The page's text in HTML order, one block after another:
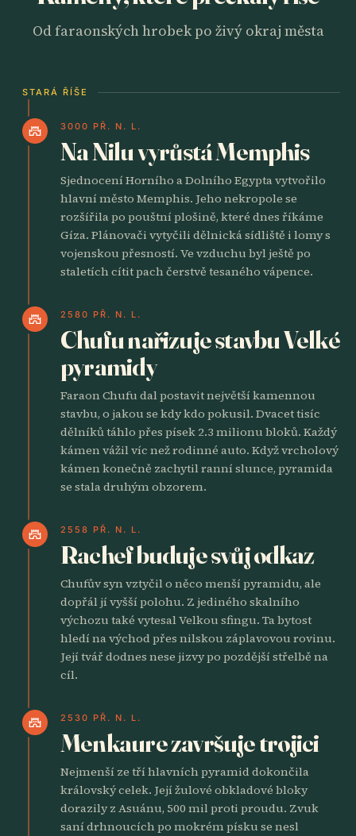
Od faraonských hrobek po živý okraj města
STARÁ ŘÍŠE
castle 3000 PŘ. N. L.
Na Nilu vyrůstá Memphis
Sjednocení Horního a Dolního Egypta vytvořilo
hlavní město Memphis. Jeho nekropole se
rozšířila po pouštní plošině, které dnes říkáme
Gíza. Plánovači vytyčili dělnická sídliště i lomy s
vojenskou přesností. Ve vzduchu byl ještě po
staletích cítit pach čerstvě tesaného vápence.
castle 2580 PŘ. N. L.
Chufu nařizuje stavbu Velké
pyramidy
Faraon Chufu dal postavit největší kamennou
stavbu, o jakou se kdy kdo pokusil. Dvacet tisíc
dělníků táhlo přes písek 2.3 milionu bloků. Každý
kámen vážil víc než rodinné auto. Když vrcholový
kámen konečně zachytil ranní slunce, pyramida
se stala druhým obzorem.
castle 2558 PŘ. N. L.
Rachef buduje svůj odkaz
Chufův syn vztyčil o něco menší pyramidu, ale
dopřál jí vyšší polohu. Z jediného skalního
výchozu také vytesal Velkou sfingu. Ta bytost
hledí na východ přes nilskou záplavovou rovinu.
Její tvář dodnes nese jizvy po pozdější střelbě na
cíl.
castle 2530 PŘ. N. L.
Menkaure završuje trojici
Nejmenší ze tří hlavních pyramid dokončila
královský celek. Její žulové obkladové bloky
dorazily z Asuánu, 500 mil proti proudu. Zvuk
saní drhnoucích po mokrém písku se nesl